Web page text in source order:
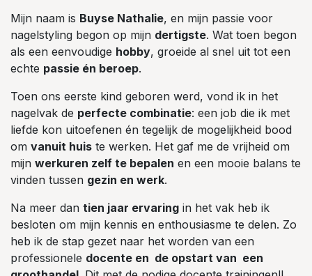
Mijn naam is Buyse Nathalie, en mijn passie voor
nagelstyling begon op mijn dertigste. Wat toen begon
als een eenvoudige hobby, groeide al snel uit tot een
echte passie én beroep.
Toen ons eerste kind geboren werd, vond ik in het
nagelvak de perfecte combinatie: een job die ik met
liefde kon uitoefenen én tegelijk de mogelijkheid bood
om vanuit huis te werken. Het gaf me de vrijheid om
mijn werkuren zelf te bepalen en een mooie balans te
vinden tussen gezin en werk.
Na meer dan tien jaar ervaring in het vak heb ik
besloten om mijn kennis en enthousiasme te delen. Zo
heb ik de stap gezet naar het worden van een
professionele docente en de opstart van een